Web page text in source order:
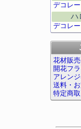
デコレ
ハ
デコレ
花材販
開花フ
アレン
送料・
特定商